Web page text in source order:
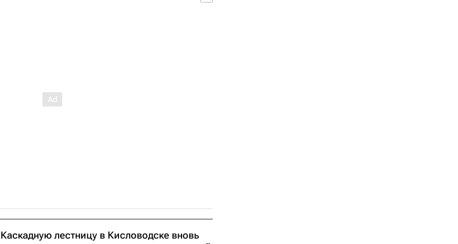
Каскадную лестницу в Кисловодске вновь